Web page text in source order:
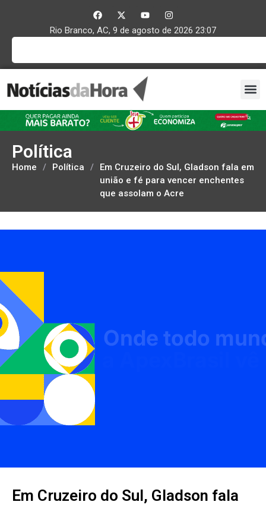
Rio Branco, AC, 9 de agosto de 2026 23:07
Política
Home / Política /
Em Cruzeiro do Sul, Gladson fala em
união e fé para vencer enchentes
que assolam o Acre
Em Cruzeiro do Sul, Gladson fala